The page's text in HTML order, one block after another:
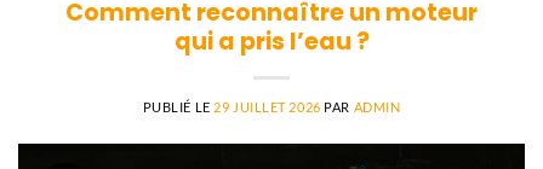
Comment reconnaître un moteur
qui a pris l’eau ?
PUBLIÉ LE 29 JUILLET 2026 PAR ADMIN